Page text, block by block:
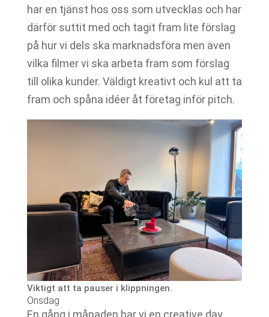
har en tjänst hos oss som utvecklas och har
därför suttit med och tagit fram lite förslag
på hur vi dels ska marknadsföra men även
vilka filmer vi ska arbeta fram som förslag
till olika kunder. Väldigt kreativt och kul att ta
fram och spåna idéer åt företag inför pitch.
Viktigt att ta pauser i klippningen.
Onsdag
En gång i månaden har vi en creative day